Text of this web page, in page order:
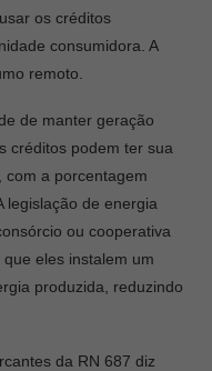
os créditos
consumidora. A
remoto.
de manter geração
créditos podem ter sua
com a porcentagem
legislação de energia
ou cooperativa
eles instalem um
produzida, reduzindo
da RN 687 diz